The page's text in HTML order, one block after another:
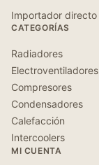
Importador
CATEGORÍAS
Radiadores
Electroventiladores
Compresores
Condensadores
Calefacción
Intercoolers
MI CUENTA